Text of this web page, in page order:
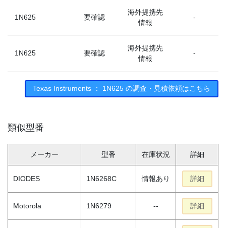
1N625 要確認
海外提携先
情報
-
1N625 要確認
海外提携先
情報
-
1N625 要確認
海外提携先
情報
-
Texas Instruments ： 1N625 の調査・見積依頼はこちら
類似型番
メーカー 型番 在庫状況 詳細
DIODES 1N6268C 情報あり 詳細
Motorola 1N6279 -- 詳細